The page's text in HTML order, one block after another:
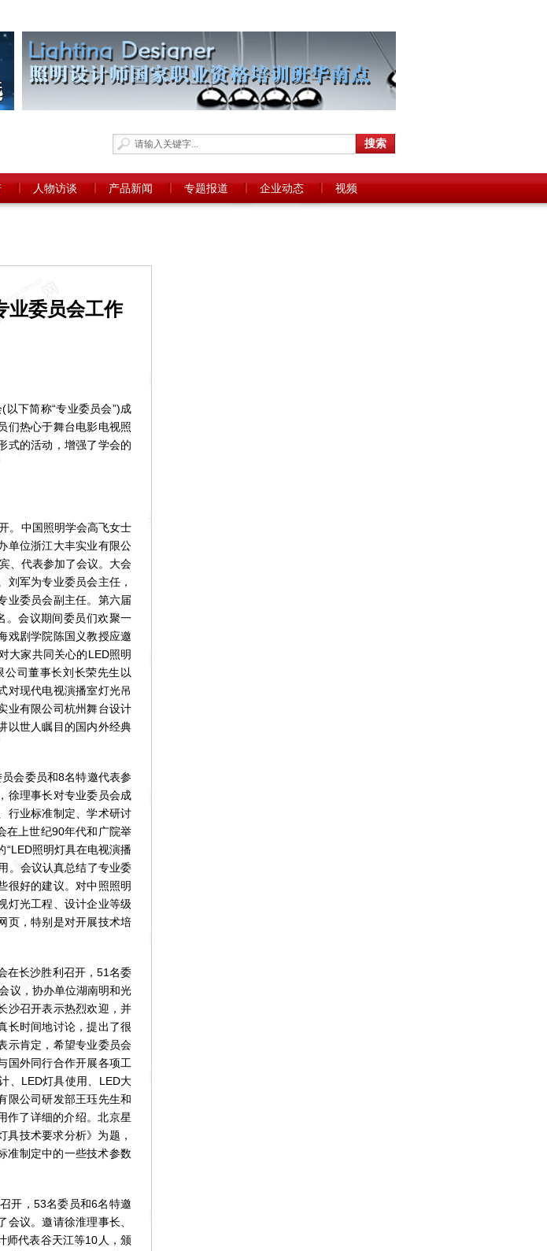
人物访谈 产品新闻 专题报道 企业动态 视频
业委员会工作
下简称“专业委员会”)成
们热心于舞台电影电视照
式的活动，增强了学会的
。中国照明学会高飞女士
单位浙江大丰实业有限公
、代表参加了会议。大会
军为专业委员会主任，
业委员会副主任。第六届
。会议期间委员们欢聚一
戏剧学院陈国义教授应邀
大家共同关心的LED照明
司董事长刘长荣先生以
对现代电视演播室灯光吊
业有限公司杭州舞台设计
以世人瞩目的国内外经典
会委员和8名特邀代表参
徐理事长对专业委员会成
行业标准制定、学术研讨
在上世纪90年代和广院举
“LED照明灯具在电视演播
。会议认真总结了专业委
很好的建议。对中照照明
灯光工程、设计企业等级
页，特别是对开展技术培
长沙胜利召开，51名委
议，协办单位湖南明和光
沙召开表示热烈欢迎，并
长时间地讨论，提出了很
示肯定，希望专业委员会
国外同行合作开展各项工
、LED灯具使用、LED大
限公司研发部王珏先生和
作了详细的介绍。北京星
技术要求分析》为题，
准制定中的一些技术参数
开，53名委员和6名特邀
议。邀请徐淮理事长、
师代表谷天江等10人，颁